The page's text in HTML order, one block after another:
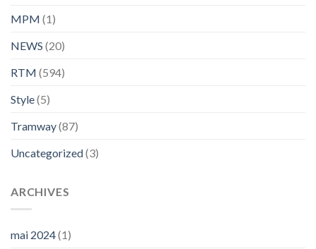
MPM (1)
NEWS (20)
RTM (594)
Style(5)
Tramway(87)
Uncategorized(3)
ARCHIVES
mai 2024(1)